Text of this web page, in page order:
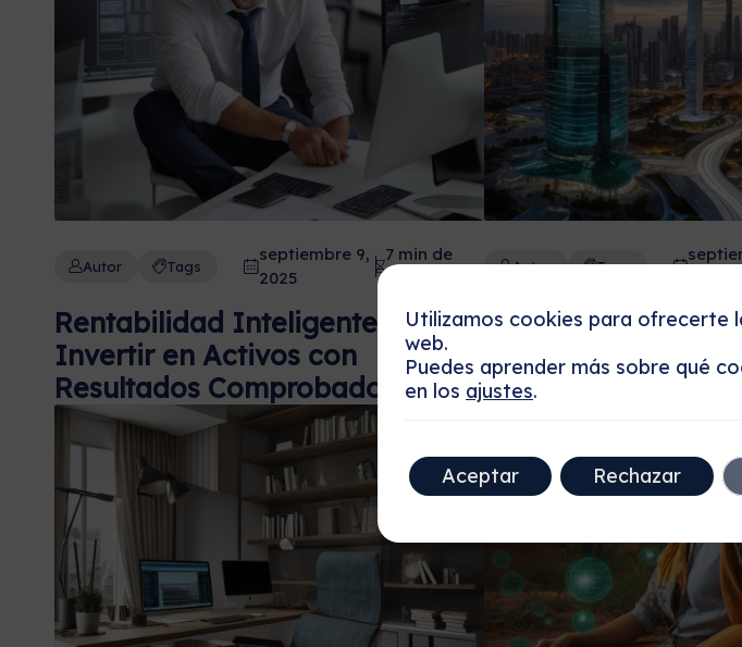
Autor Tags
septiembre 9,
2025
7 min de
Rentabilidad Inteligente: Cómo
Invertir en Activos con
Resultados Comprobados
Autor Tags
El Futuro de las
Oportunidades en
Emergentes
Utilizamos cookies para ofrecerte
web.
Puedes aprender más sobre qué
en los ajustes.
Aceptar Rechazar